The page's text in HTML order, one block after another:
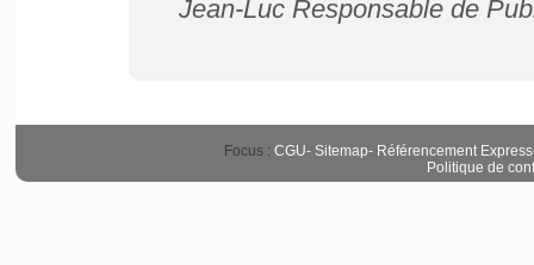
Jean-Luc Responsable de
Focus : CGU- Sitemap- Référencement Express
Politique de